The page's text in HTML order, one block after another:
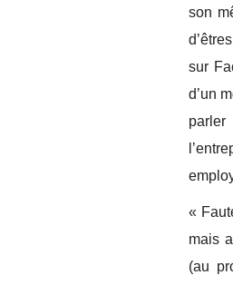
son
sur
d’un
parler
«
mais
(au